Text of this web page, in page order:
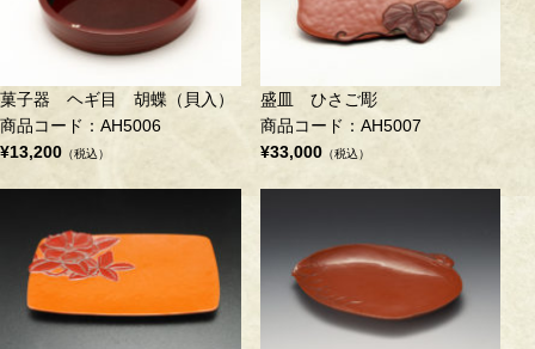
菓子器 ヘギ目 胡蝶（貝入）
商品コード：AH5006
¥13,200 （税込）
盛皿 ひさご彫
商品コード：AH5007
¥33,000（税込）